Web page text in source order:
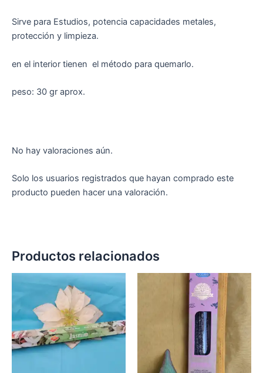
Sirve para Estudios, potencia capacidades metales,
protección y limpieza.
en el interior tienen el método para quemarlo.
peso: 30 gr aprox.
No hay valoraciones aún.
Solo los usuarios registrados que hayan comprado este
producto pueden hacer una valoración.
Productos relacionados